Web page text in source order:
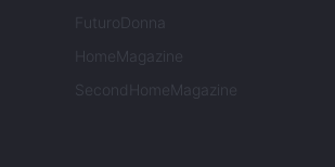
FuturoDonna
HomeMagazine
SecondHomeMagazine